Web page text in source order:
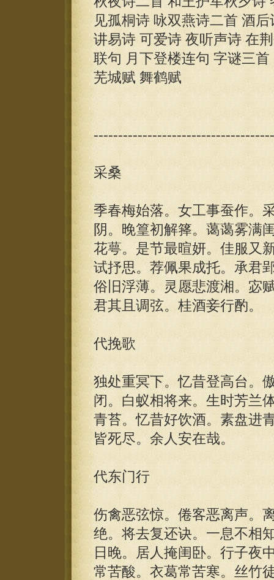
见孤桐诗 咏双燕诗二首 酒后
讲易诗 可爱诗 夜听声诗 在
联句 月下登楼连句 字谜三
芜城赋 舞鹤赋
采桑
季春梅始落。女工事蚕作。
阴。晚篁初解箨。蔼蔼雾满
花萼。是节最暄妍。佳服又
试抒思。荐佩果成托。承君
俗旧浮薄。灵愿悲渡湘。宓
君其且调弦。桂酒妾行酌。
代挽歌
独处重冥下。忆昔登高台。
闭。白蚁相将来。生时芳兰
青苔。忆昔好饮酒。素盘进
皆死尽。余人安在哉。
代东门行
伤禽恶弦惊。倦客恶离声。
绝。将去复还诀。一息不相
日晚。居人掩闺卧。行子夜
常苦酸。衣葛常苦寒。丝竹